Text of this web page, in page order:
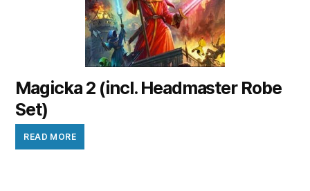
Magicka 2 (incl. Headmaster Robe
Set)
READ MORE